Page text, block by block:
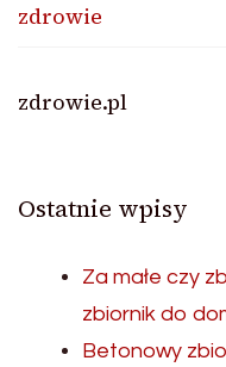
zdrowie
zdrowie.pl
Ostatnie wpisy
Za małe czy
zbiornik do
Betonowy